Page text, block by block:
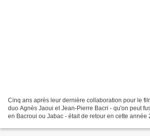
Cinq ans après leur dernière collaboration pour le
duo Agnès Jaoui et Jean-Pierre Bacri - qu'on peut
en Bacroui ou Jabac - était de retour en cette année